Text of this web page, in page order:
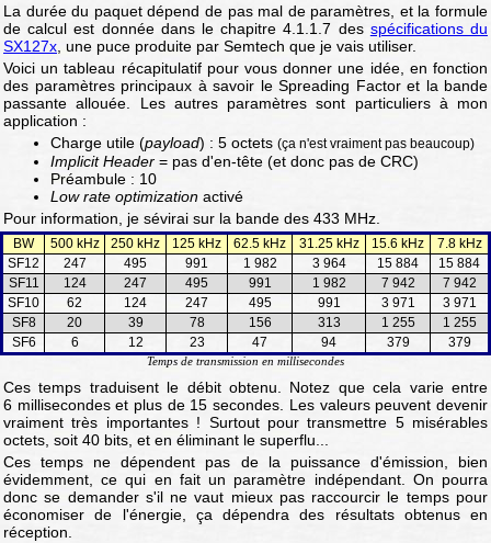
La durée du paquet dépend de pas mal de paramètres, et la formule
de calcul est donnée dans le chapitre 4.1.1.7 des spécifications du
SX127x , une puce produite par Semtech que je vais utiliser.
Voici un tableau récapitulatif pour vous donner une idée, en fonction
des paramètres principaux à savoir le Spreading Factor et la bande
passante allouée. Les autres paramètres sont particuliers à mon
application :
Charge utile (payload) : 5 octets (ça n'est vraiment pas beaucoup)
Implicit Header = pas d'en-tête (et donc pas de CRC)
Préambule : 10
Low rate optimization activé
Pour information, je sévirai sur la bande des 433 MHz.
BW 500 kHz 250 kHz 125 kHz 62.5 kHz 31.25 kHz 15.6 kHz
7.8 kHz
SF12
247 495 991 1 982 3 964 15 884
15 884
SF11
124 247 495 991 1 982 7 942
7 942
SF10
62 124 247 495 991 3 971
3 971
SF8
20 39 78 156 313 1 255
1 255
SF6
6 12 23 47 94 379 379
Temps de transmission en millisecondes
Ces temps traduisent le débit obtenu. Notez que cela varie entre
6 millisecondes et plus de 15 secondes. Les valeurs peuvent devenir
vraiment très importantes ! Surtout pour transmettre 5 misérables
octets, soit 40 bits, et en éliminant le superflu...
Ces temps ne dépendent pas de la puissance d'émission, bien
évidemment, ce qui en fait un paramètre indépendant. On pourra
donc se demander s'il ne vaut mieux pas raccourcir le temps pour
économiser de l'énergie, ça dépendra des résultats obtenus en
réception.